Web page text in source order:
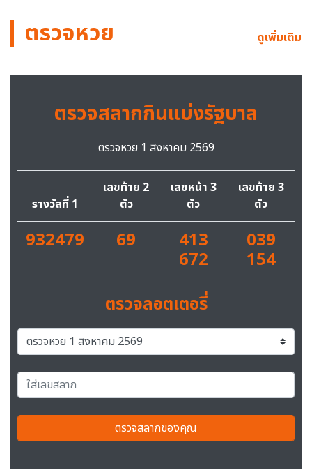
ตรวจหวย ดูเพิ่มเติม
ตรวจสลากกินแบ่งรัฐบาล
ตรวจหวย 1 สิงหาคม 2569
รางวัลที่ 1
เลขท้าย 2
ตัว
เลขหน้า 3
ตัว
เลขท้าย 3
ตัว
932479 69 413
672
039
154
ตรวจลอตเตอรี่
ตรวจสลากของคุณ